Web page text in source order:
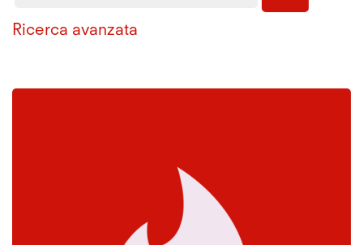
Ricerca avanzata